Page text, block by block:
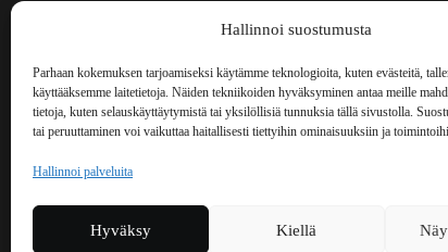
Hallinnoi suostumusta
Parhaan kokemuksen tarjoamiseksi käytämme teknologioita, kuten evästeitä,
käyttääksemme laitetietoja. Näiden tekniikoiden hyväksyminen antaa meille
tietoja, kuten selauskäyttäytymistä tai yksilöllisiä tunnuksia tällä sivustolla.
tai peruuttaminen voi vaikuttaa haitallisesti tiettyihin ominaisuuksiin ja
Hallinnoi palveluita
Hyväksy Kiellä
Voima Kustannus
Vellamonkatu 30 B 3 krs.
00550 Helsinki
044 238 5109
Voima on
aiheita
ilmestynyt